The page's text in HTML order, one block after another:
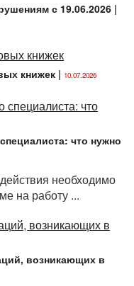
с 19.06.2026 |
книжек | 10.07.2026
что нужно
необходимо
на работу ...
возникающих в